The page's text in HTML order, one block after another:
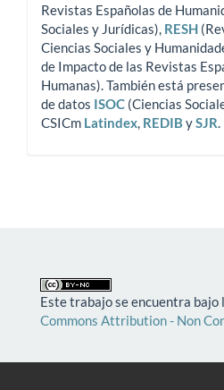
Revistas Españolas de
Sociales y Jurídicas), RESH
Ciencias Sociales y
de Impacto de las Revistas
Humanas). También está
de datos ISOC (Ciencias
CSICm Latindex, REDIB ySJR.
Este trabajo se encuentra bajo
Commons Attribution - Non
Edita SCHEDAS, S.L y